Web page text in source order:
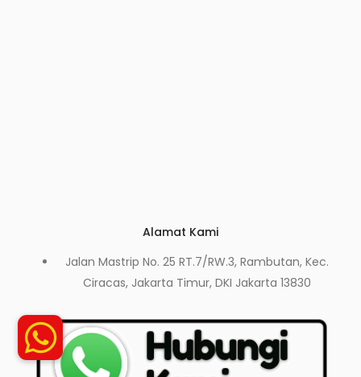
Alamat Kami
Jalan Mastrip No. 25 RT.7/RW.3, Rambutan, Kec.
Ciracas, Jakarta Timur, DKI Jakarta 13830